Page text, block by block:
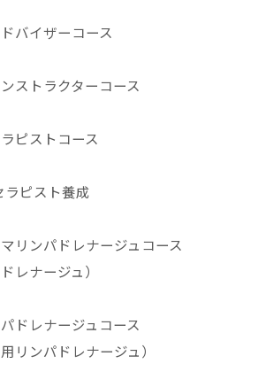
バイザーコース
ストラクターコース
ピストコース
ピスト養成
リンパドレナージュコース
レナージュ）
ドレナージュコース
リンパドレナージュ）